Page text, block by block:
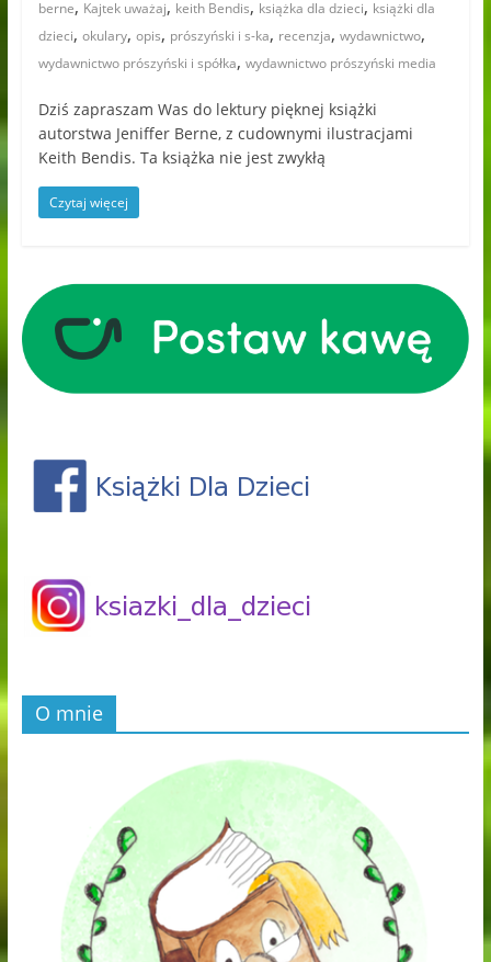
berne, Kajtek uważaj, keith Bendis, książka dla dzieci, książki dla
dzieci, okulary, opis, prószyński i s-ka, recenzja, wydawnictwo,
wydawnictwo prószyński i spółka, wydawnictwo prószyński media
Dziś zapraszam Was do lektury pięknej książki
autorstwa Jeniffer Berne, z cudownymi ilustracjami
Keith Bendis. Ta książka nie jest zwykłą
Czytaj więcej
O mnie